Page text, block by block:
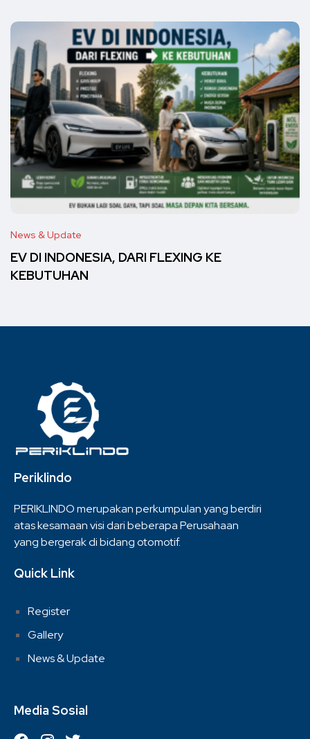
News & Update
EV DI INDONESIA, DARI FLEXING KE
KEBUTUHAN
Periklindo
PERIKLINDO merupakan perkumpulan yang berdiri
atas kesamaan visi dari beberapa Perusahaan
yang bergerak di bidang otomotif.
Quick Link
Register
Gallery
News & Update
Media Sosial